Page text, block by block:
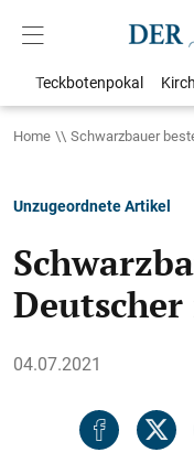
Teckbotenpokal
Home Schwarzbauer
Unzugeordnete Artikel
Deutscher
04.07.2021